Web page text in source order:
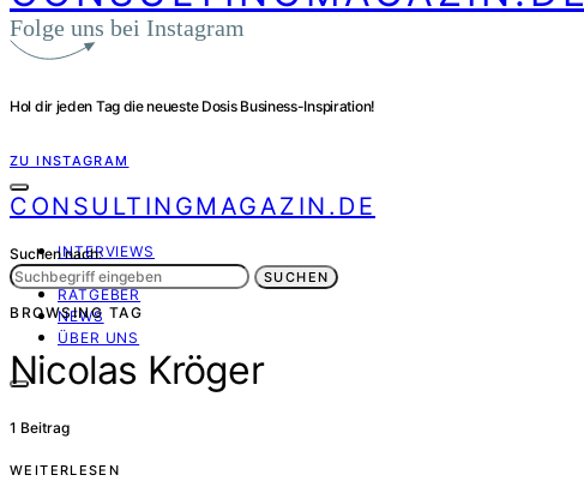
Folge uns bei Instagram
Hol dir jeden Tag die neueste Dosis Business-Inspiration!
ZU INSTAGRAM
CONSULTINGMAGAZIN.DE
INTERVIEWS
PORTRÄT
RATGEBER
NEWS
ÜBER UNS
Suchen nach:
SUCHEN
BROWSING TAG
Nicolas Kröger
1 Beitrag
WEITERLESEN